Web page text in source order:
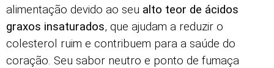
alimentação devido ao seu alto teor de ácidos
graxos insaturados, que ajudam a reduzir o
colesterol ruim e contribuem para a saúde do
coração. Seu sabor neutro e ponto de fumaça